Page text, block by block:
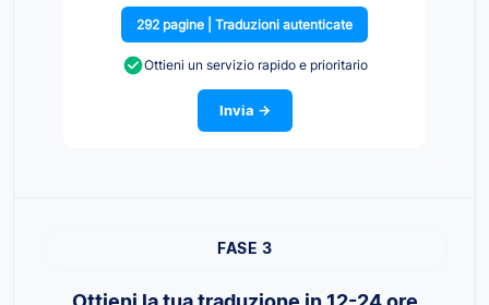
292 pagine | Traduzioni autenticate
Ottieni un servizio rapido e prioritario
Invia →
FASE 3